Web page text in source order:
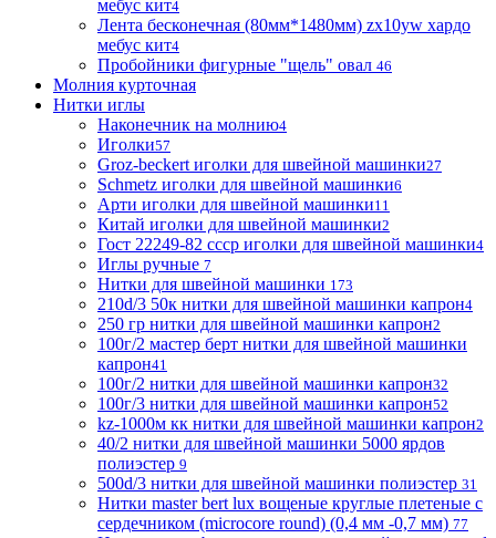
мебус кит4
Лента бесконечная (80мм*1480мм) zx10yw хардо
мебус кит4
Пробойники фигурные "щель" овал 46
Молния курточная
Нитки иглы
Наконечник на молнию4
Иголки57
Groz-beckert иголки для швейной машинки27
Schmetz иголки для швейной машинки6
Арти иголки для швейной машинки11
Китай иголки для швейной машинки2
Гост 22249-82 ссср иголки для швейной машинки4
Иглы ручные 7
Нитки для швейной машинки 173
210d/3 50к нитки для швейной машинки капрон4
250 гр нитки для швейной машинки капрон2
100г/2 мастер берт нитки для швейной машинки
капрон41
100г/2 нитки для швейной машинки капрон32
100г/3 нитки для швейной машинки капрон52
kz-1000м кк нитки для швейной машинки капрон2
40/2 нитки для швейной машинки 5000 ярдов
полиэстер 9
500d/3 нитки для швейной машинки полиэстер 31
Нитки master bert lux вощеные круглые плетеные с
сердечником (microcore round) (0,4 мм -0,7 мм) 77